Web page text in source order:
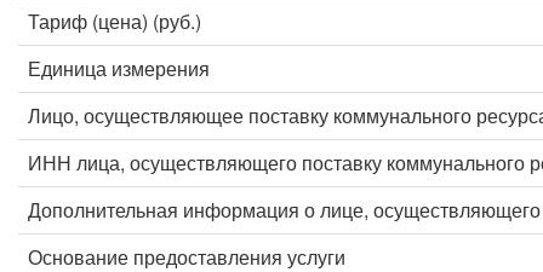
Тариф (цена) (руб.)
Единица измерения
Лицо, осуществляющее поставку коммунального
ИНН лица, осуществляющего поставку коммунального
Дополнительная информация о лице, осуществляющего
Основание предоставления услуги